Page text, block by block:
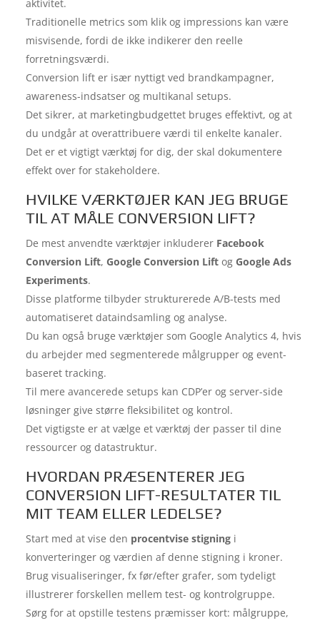
aktivitet.
Traditionelle metrics som klik og impressions kan være
misvisende, fordi de ikke indikerer den reelle
forretningsværdi.
Conversion lift er især nyttigt ved brandkampagner,
awareness-indsatser og multikanal setups.
Det sikrer, at marketingbudgettet bruges effektivt, og at
du undgår at overattribuere værdi til enkelte kanaler.
Det er et vigtigt værktøj for dig, der skal dokumentere
effekt over for stakeholdere.
HVILKE VÆRKTØJER KAN JEG BRUGE
TIL AT MÅLE CONVERSION LIFT?
De mest anvendte værktøjer inkluderer Facebook
Conversion Lift, Google Conversion Lift og Google Ads
Experiments.
Disse platforme tilbyder strukturerede A/B-tests med
automatiseret dataindsamling og analyse.
Du kan også bruge værktøjer som Google Analytics 4, hvis
du arbejder med segmenterede målgrupper og event-
baseret tracking.
Til mere avancerede setups kan CDP’er og server-side
løsninger give større fleksibilitet og kontrol.
Det vigtigste er at vælge et værktøj der passer til dine
ressourcer og datastruktur.
HVORDAN PRÆSENTERER JEG
CONVERSION LIFT-RESULTATER TIL
MIT TEAM ELLER LEDELSE?
Start med at vise den procentvise stigning i
konverteringer og værdien af denne stigning i kroner.
Brug visualiseringer, fx før/efter grafer, som tydeligt
illustrerer forskellen mellem test- og kontrolgruppe.
Sørg for at opstille testens præmisser kort: målgruppe,